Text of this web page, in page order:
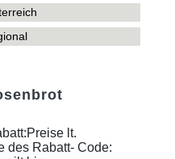
lt.
des Rabatt- Code: